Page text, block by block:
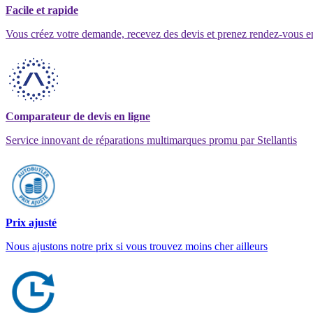
Facile et rapide
Vous créez votre demande, recevez des devis et prenez rendez-vous
Comparateur de devis en ligne
Service innovant de réparations multimarques promu par Stellantis
Prix ajusté
Nous ajustons notre prix si vous trouvez moins cher ailleurs